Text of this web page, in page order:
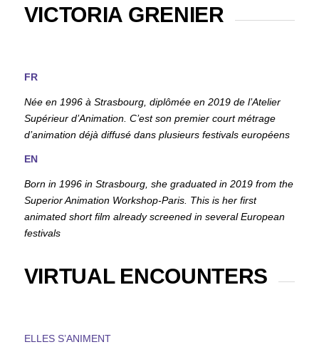
VICTORIA GRENIER
FR
Née en 1996 à Strasbourg, diplômée en 2019 de l’Atelier
Supérieur d’Animation. C’est son premier court métrage
d’animation déjà diffusé dans plusieurs festivals européens
EN
Born in 1996 in Strasbourg, she graduated in 2019 from the
Superior Animation Workshop-Paris. This is her first
animated short film already screened in several European
festivals
VIRTUAL ENCOUNTERS
ELLES S’ANIMENT